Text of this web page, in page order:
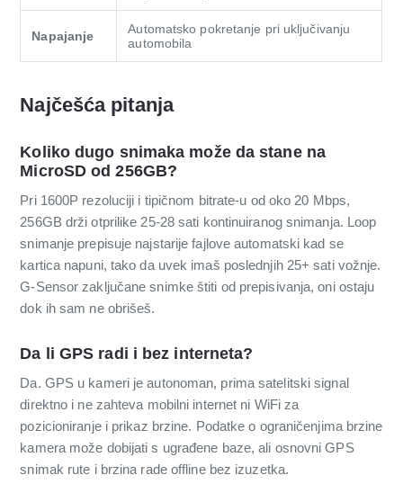
Napajanje
Automatsko pokretanje pri uključivanju
automobila
Najčešća pitanja
Koliko dugo snimaka može da stane na
MicroSD od 256GB?
Pri 1600P rezoluciji i tipičnom bitrate-u od oko 20 Mbps,
256GB drži otprilike 25-28 sati kontinuiranog snimanja. Loop
snimanje prepisuje najstarije fajlove automatski kad se
kartica napuni, tako da uvek imaš poslednjih 25+ sati vožnje.
G-Sensor zaključane snimke štiti od prepisivanja, oni ostaju
dok ih sam ne obrišeš.
Da li GPS radi i bez interneta?
Da. GPS u kameri je autonoman, prima satelitski signal
direktno i ne zahteva mobilni internet ni WiFi za
pozicioniranje i prikaz brzine. Podatke o ograničenjima brzine
kamera može dobijati s ugrađene baze, ali osnovni GPS
snimak rute i brzina rade offline bez izuzetka.